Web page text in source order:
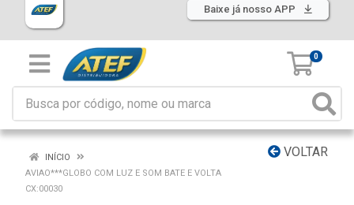
Baixe já nosso APP
0
VOLTAR
INÍCIO
AVIAO***GLOBO COM LUZ E SOM BATE E VOLTA
CX:00030